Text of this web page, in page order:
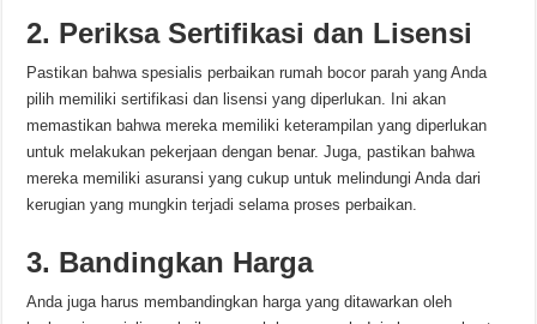
2. Periksa Sertifikasi dan Lisensi
Pastikan bahwa spesialis perbaikan rumah bocor parah yang Anda
pilih memiliki sertifikasi dan lisensi yang diperlukan. Ini akan
memastikan bahwa mereka memiliki keterampilan yang diperlukan
untuk melakukan pekerjaan dengan benar. Juga, pastikan bahwa
mereka memiliki asuransi yang cukup untuk melindungi Anda dari
kerugian yang mungkin terjadi selama proses perbaikan.
3. Bandingkan Harga
Anda juga harus membandingkan harga yang ditawarkan oleh